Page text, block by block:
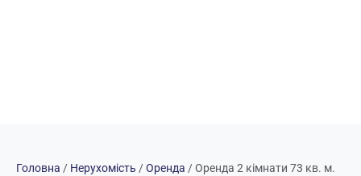
Головна / Нерухомість /Оренда /Оренда 2 кімнати 73 кв. м.